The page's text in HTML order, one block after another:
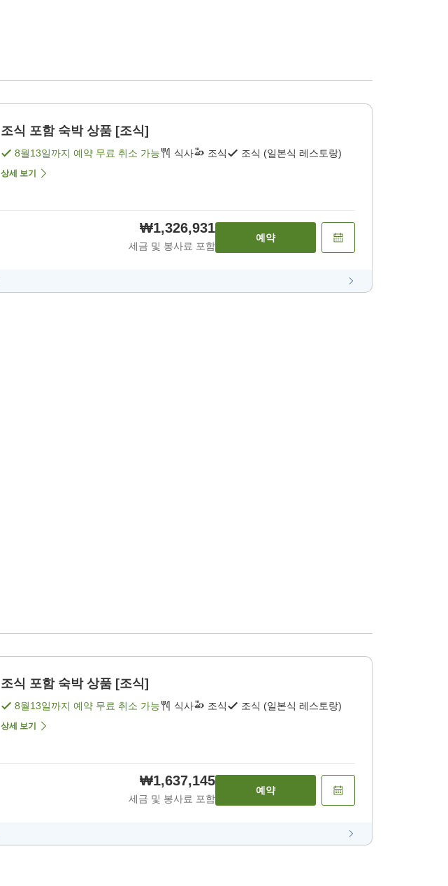
조식 포함 숙박 상품 [조식]
8월13일까지 예약 무료 취소 가능 식사 조식 조식 (일본식 레스토랑)
상세 보기
₩1,326,931
세금 및 봉사료 포함
예약
조식 포함 숙박 상품 [조식]
8월13일까지 예약 무료 취소 가능 식사 조식 조식 (일본식 레스토랑)
상세 보기
₩1,637,145
세금 및 봉사료 포함
예약